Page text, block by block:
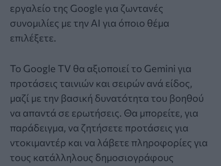
εργαλείο της Google για ζωντανές
συνομιλίες με την AI για όποιο θέμα
επιλέξετε.
Το Google TV θα αξιοποιεί το Gemini για
προτάσεις ταινιών και σειρών ανά είδος,
μαζί με την βασική δυνατότητα του βοηθού
να απαντά σε ερωτήσεις. Θα μπορείτε, για
παράδειγμα, να ζητήσετε προτάσεις για
ντοκιμαντέρ και να λάβετε πληροφορίες για
τους κατάλληλους δημοσιογράφους